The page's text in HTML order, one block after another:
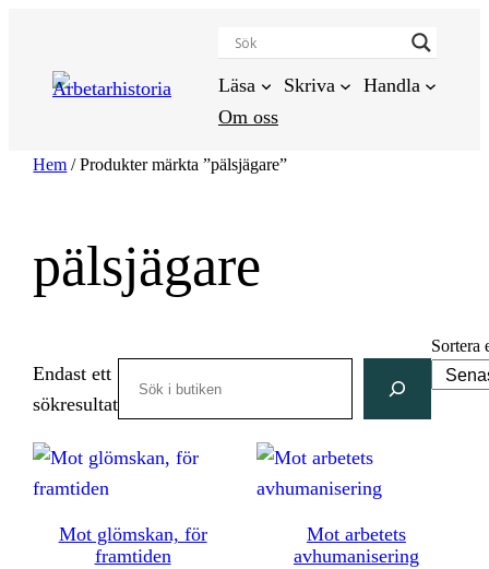
innehåll
Läsa Skriva
Handla
Om oss
Hem / Produkter märkta ”pälsjägare”
pälsjägare
Endast ett
sökresultat
Sortera
Mot glömskan, för
framtiden
Mot arbetets
avhumanisering